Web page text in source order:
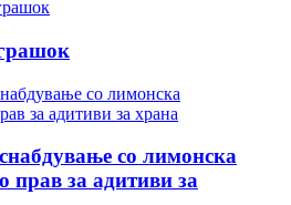
со лимонска
прав за адитиви за